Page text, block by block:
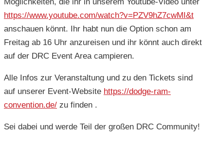
https://www.youtube.com/watch?v=PZV9hZ7cwMI&t
anschauen könnt. Ihr habt nun die Option schon am
Freitag ab 16 Uhr anzureisen und ihr könnt auch direkt
auf der DRC Event Area campieren.
Alle Infos zur Veranstaltung und zu den Tickets sind
auf unserer Event-Website https://dodge-ram-
convention.de/ zu finden .
Sei dabei und werde Teil der großen DRC Community!